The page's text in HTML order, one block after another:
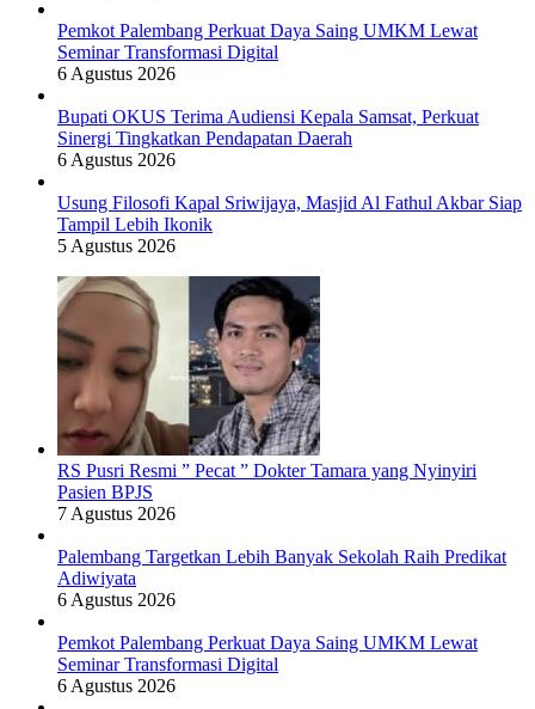
Pemkot Palembang Perkuat Daya Saing UMKM Lewat
Seminar Transformasi Digital
6 Agustus 2026
Bupati OKUS Terima Audiensi Kepala Samsat, Perkuat
Sinergi Tingkatkan Pendapatan Daerah
6 Agustus 2026
Usung Filosofi Kapal Sriwijaya, Masjid Al Fathul Akbar Siap
Tampil Lebih Ikonik
5 Agustus 2026
RS Pusri Resmi ” Pecat ” Dokter Tamara yang Nyinyiri
Pasien BPJS
7 Agustus 2026
Palembang Targetkan Lebih Banyak Sekolah Raih Predikat
Adiwiyata
6 Agustus 2026
Pemkot Palembang Perkuat Daya Saing UMKM Lewat
Seminar Transformasi Digital
6 Agustus 2026